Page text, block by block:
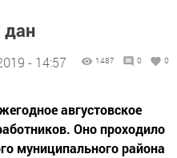
дан
- 14:57 1487 0 0
августовское
Оно проходило
муниципального района